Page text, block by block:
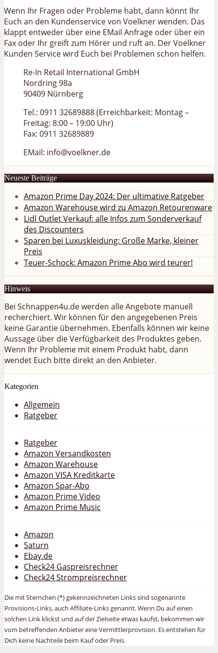
Wenn Ihr Fragen oder Probleme habt, dann könnt Ihr
Euch an den Kundenservice von Voelkner wenden. Das
klappt entweder über eine EMail Anfrage oder über ein
Fax oder Ihr greift zum Hörer und ruft an. Der Voelkner
Kunden Service wird Euch bei Problemen schon helfen.
Re-In Retail International GmbH
Nordring 98a
90409 Nürnberg
Tel.: 0911 32689888 (Erreichbarkeit: Montag –
Freitag: 8:00 – 19:00 Uhr)
Fax: 0911 32689889
EMail: info@voelkner.de
Neueste Beiträge
Amazon Prime Day 2024: Der ultimative Ratgeber
Amazon Warehouse wird zu Amazon Retourenware
Lidl Outlet Verkauf: alle Infos zum Sonderverkauf
des Discounters
Sparen bei Luxuskleidung: Große Marke, kleiner
Preis
Teuer-Schock: Amazon Prime Abo wird teurer!
Hinweis
Bei Schnappen4u.de werden alle Angebote manuell
recherchiert. Wir können für den angegebenen Preis
keine Garantie übernehmen. Ebenfalls können wir keine
Aussage über die Verfügbarkeit des Produktes geben.
Wenn Ihr Probleme mit einem Produkt habt, dann
wendet Euch bitte direkt an den Anbieter.
Kategorien
Allgemein
Ratgeber
Ratgeber
Amazon Versandkosten
Amazon Warehouse
Amazon VISA Kreditkarte
Amazon Spar-Abo
Amazon Prime Video
Amazon Prime Music
Amazon
Saturn
Ebay.de
Check24 Gaspreisrechner
Check24 Strompreisrechner
Die mit Sternchen (*) gekennzeichneten Links sind sogenannte
Provisions-Links, auch Affiliate-Links genannt. Wenn Du auf einen
solchen Link klickst und auf der Zielseite etwas kaufst, bekommen wir
vom betreffenden Anbieter eine Vermittlerprovision. Es entstehen für
Dich keine Nachteile beim Kauf oder Preis.